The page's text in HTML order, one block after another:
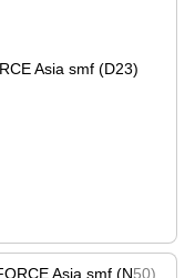
Asia smf (D23)